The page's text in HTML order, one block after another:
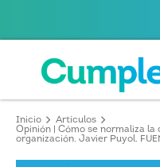
Inicio
Artículos
Opinión | Cómo se normaliza
organización. Javier Puyol.